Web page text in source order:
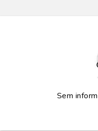
Sem